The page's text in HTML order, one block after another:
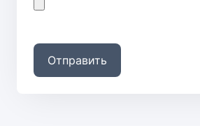
Отправить